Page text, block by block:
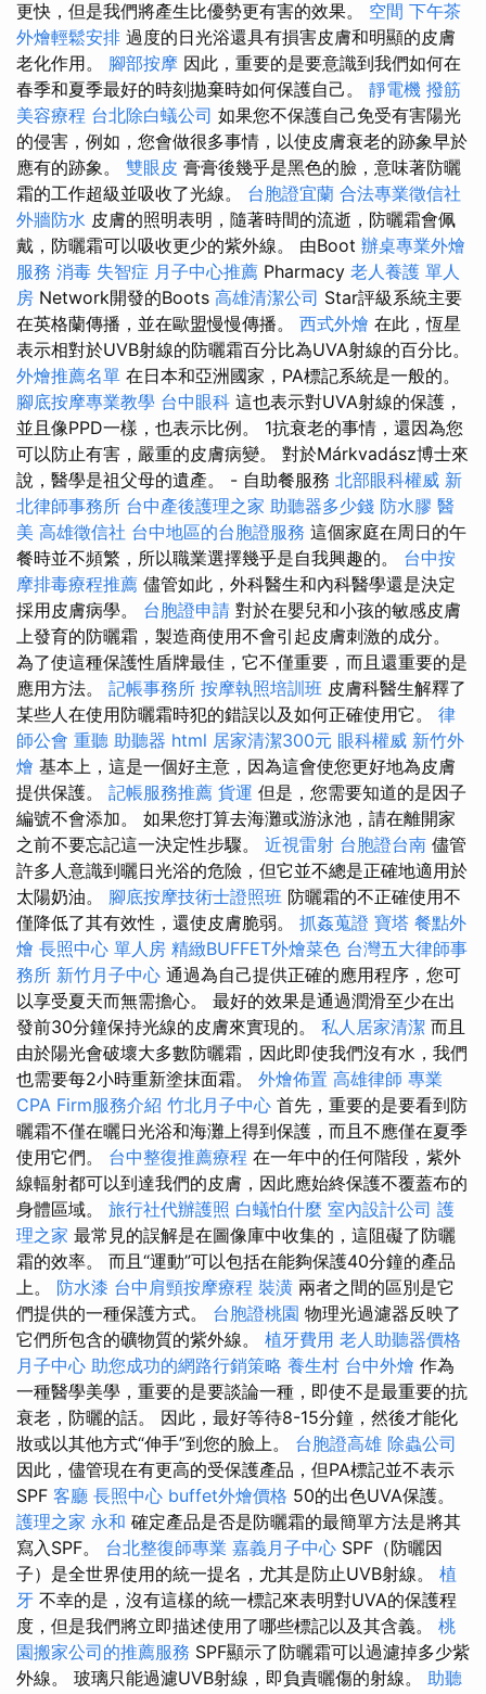
更快，但是我們將產生比優勢更有害的效果。 空間 下午茶
外燴輕鬆安排 過度的日光浴還具有損害皮膚和明顯的皮膚
老化作用。 腳部按摩 因此，重要的是要意識到我們如何在
春季和夏季最好的時刻拋棄時如何保護自己。 靜電機 撥筋
美容療程 台北除白蟻公司 如果您不保護自己免受有害陽光
的侵害，例如，您會做很多事情，以使皮膚衰老的跡象早於
應有的跡象。 雙眼皮 膏膏後幾乎是黑色的臉，意味著防曬
霜的工作超級並吸收了光線。 台胞證宜蘭 合法專業徵信社
外牆防水 皮膚的照明表明，隨著時間的流逝，防曬霜會佩
戴，防曬霜可以吸收更少的紫外線。 由Boot 辦桌專業外燴
服務 消毒 失智症 月子中心推薦 Pharmacy 老人養護 單人
房 Network開發的Boots 高雄清潔公司 Star評級系統主要
在英格蘭傳播，並在歐盟慢慢傳播。 西式外燴 在此，恆星
表示相對於UVB射線的防曬霜百分比為UVA射線的百分比。
外燴推薦名單 在日本和亞洲國家，PA標記系統是一般的。
腳底按摩專業教學 台中眼科 這也表示對UVA射線的保護，
並且像PPD一樣，也表示比例。 1抗衰老的事情，還因為您
可以防止有害，嚴重的皮膚病變。 對於Márkvadász博士來
說，醫學是祖父母的遺產。 - 自助餐服務 北部眼科權威 新
北律師事務所 台中產後護理之家 助聽器多少錢 防水膠 醫
美 高雄徵信社 台中地區的台胞證服務 這個家庭在周日的午
餐時並不頻繁，所以職業選擇幾乎是自我興趣的。 台中按
摩排毒療程推薦 儘管如此，外科醫生和內科醫學還是決定
採用皮膚病學。 台胞證申請 對於在嬰兒和小孩的敏感皮膚
上發育的防曬霜，製造商使用不會引起皮膚刺激的成分。
為了使這種保護性盾牌最佳，它不僅重要，而且還重要的是
應用方法。 記帳事務所 按摩執照培訓班 皮膚科醫生解釋了
某些人在使用防曬霜時犯的錯誤以及如何正確使用它。 律
師公會 重聽 助聽器 html 居家清潔300元 眼科權威 新竹外
燴 基本上，這是一個好主意，因為這會使您更好地為皮膚
提供保護。 記帳服務推薦 貨運 但是，您需要知道的是因子
編號不會添加。 如果您打算去海灘或游泳池，請在離開家
之前不要忘記這一決定性步驟。 近視雷射 台胞證台南 儘管
許多人意識到曬日光浴的危險，但它並不總是正確地適用於
太陽奶油。 腳底按摩技術士證照班 防曬霜的不正確使用不
僅降低了其有效性，還使皮膚脆弱。 抓姦蒐證 寶塔 餐點外
燴 長照中心 單人房 精緻BUFFET外燴菜色 台灣五大律師事
務所 新竹月子中心 通過為自己提供正確的應用程序，您可
以享受夏天而無需擔心。 最好的效果是通過潤滑至少在出
發前30分鐘保持光線的皮膚來實現的。 私人居家清潔 而且
由於陽光會破壞大多數防曬霜，因此即使我們沒有水，我們
也需要每2小時重新塗抹面霜。 外燴佈置 高雄律師 專業
CPA Firm服務介紹 竹北月子中心 首先，重要的是要看到防
曬霜不僅在曬日光浴和海灘上得到保護，而且不應僅在夏季
使用它們。 台中整復推薦療程 在一年中的任何階段，紫外
線輻射都可以到達我們的皮膚，因此應始終保護不覆蓋布的
身體區域。 旅行社代辦護照 白蟻怕什麼 室內設計公司 護
理之家 最常見的誤解是在圖像庫中收集的，這阻礙了防曬
霜的效率。 而且“運動”可以包括在能夠保護40分鐘的產品
上。 防水漆 台中肩頸按摩療程 裝潢 兩者之間的區別是它
們提供的一種保護方式。 台胞證桃園 物理光過濾器反映了
它們所包含的礦物質的紫外線。 植牙費用 老人助聽器價格
月子中心 助您成功的網路行銷策略 養生村 台中外燴 作為
一種醫學美學，重要的是要談論一種，即使不是最重要的抗
衰老，防曬的話。 因此，最好等待8-15分鐘，然後才能化
妝或以其他方式“伸手”到您的臉上。 台胞證高雄 除蟲公司
因此，儘管現在有更高的受保護產品，但PA標記並不表示
SPF 客廳 長照中心 buffet外燴價格 50的出色UVA保護。
護理之家 永和 確定產品是否是防曬霜的最簡單方法是將其
寫入SPF。 台北整復師專業 嘉義月子中心 SPF（防曬因
子）是全世界使用的統一提名，尤其是防止UVB射線。 植
牙 不幸的是，沒有這樣的統一標記來表明對UVA的保護程
度，但是我們將立即描述使用了哪些標記以及其含義。 桃
園搬家公司的推薦服務 SPF顯示了防曬霜可以過濾掉多少紫
外線。 玻璃只能過濾UVB射線，即負責曬傷的射線。 助聽